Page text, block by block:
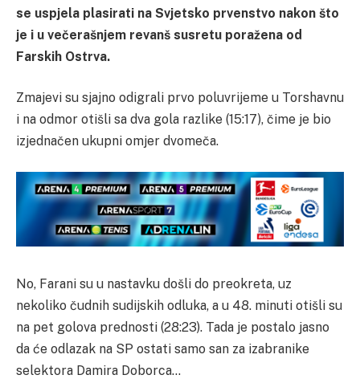
se uspjela plasirati na Svjetsko prvenstvo nakon što
je i u večerašnjem revanš susretu poražena od
Farskih Ostrva.
Zmajevi su sjajno odigrali prvo poluvrijeme u Torshavnu
i na odmor otišli sa dva gola razlike (15:17), čime je bio
izjednačen ukupni omjer dvomeča.
No, Farani su u nastavku došli do preokreta, uz
nekoliko čudnih sudijskih odluka, a u 48. minuti otišli su
na pet golova prednosti (28:23). Tada je postalo jasno
da će odlazak na SP ostati samo san za izabranike
selektora Damira Doborca…